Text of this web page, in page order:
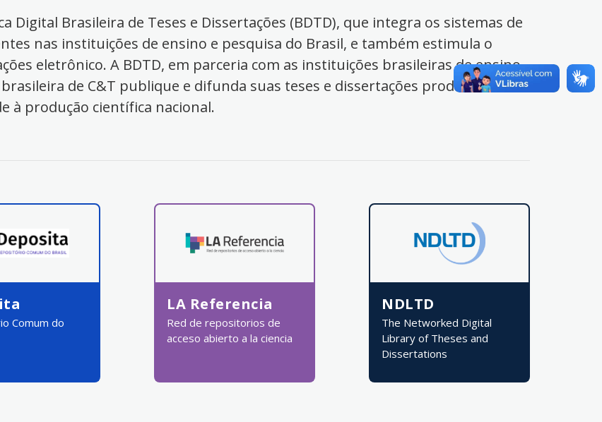
Digital Brasileira de Teses e Dissertações (BDTD), que integra os sistemas de
nas instituições de ensino e pesquisa do Brasil, e também estimula o
eletrônico. A BDTD, em parceria com as instituições brasileiras de ensino
de C&T publique e difunda suas teses e dissertações produzidas no
à produção científica nacional.
Comum do
LA Referencia
Red de repositorios de
acceso abierto a la ciencia
NDLTD
The Networked Digital
Library of Theses and
Dissertations